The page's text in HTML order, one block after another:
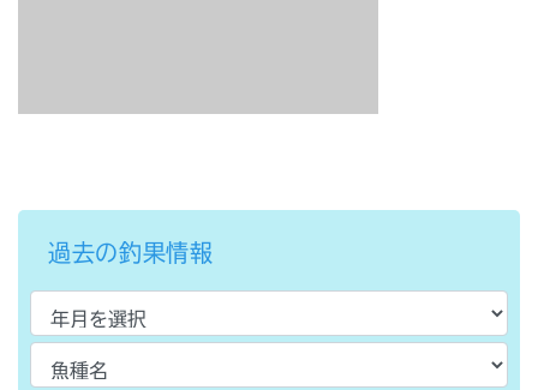
過去の釣果情報